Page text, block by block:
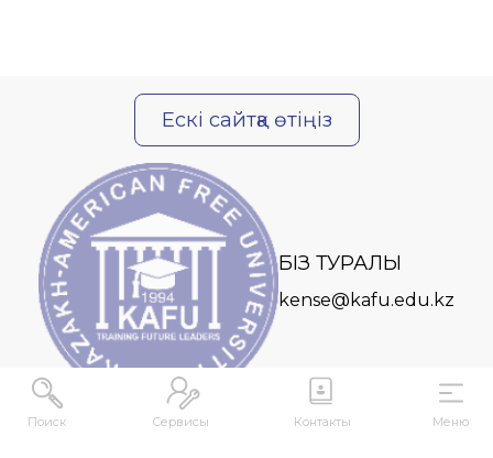
Поиск Сервисы Контакты Меню
Ескі сайтқа өтіңіз
БІЗ ТУРАЛЫ
kense@kafu.edu.kz